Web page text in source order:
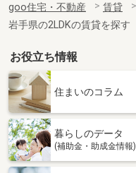
専有面積
間取り
岩手県盛岡市長田町
価 格
専有面積
間取り
岩手県盛岡市本町通３
goo住宅・不動産 賃貸
岩手県の2LDKの賃貸を探す
お役立ち情報
住まいのコラム
暮らしのデータ
(補助金・助成金情報)